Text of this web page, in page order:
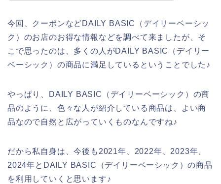
今回、クーポンなどDAILY BASIC（デイリーベーシッ
ク）のお店のお得な情報などを調べて来ましたが、そ
こで思ったのは、多くの人がDAILY BASIC（デイリー
ベーシック）の商品に満足しているということでした♪
やっぱり、DAILY BASIC（デイリーベーシック）の商
品のように、色々な人が紹介している商品は、よい商
品なので自然と広がっていくものなんですね♪
だから私自身は、今後も2021年、2022年、2023年、
2024年とDAILY BASIC（デイリーベーシック）の商品
を利用していくと思います♪